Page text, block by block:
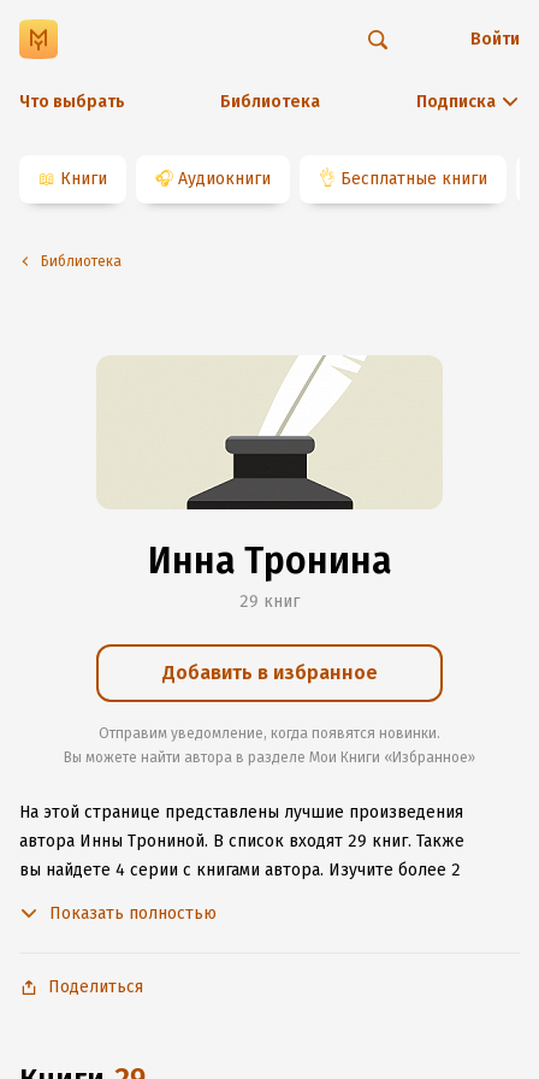
Что выбрать Библиотека Подписка
Войти
📖 Книги 🎧 Аудиокниги 👌 Бесплатные книги
Библиотека
Инна Тронина
29 книг
Добавить в избранное
Отправим уведомление, когда появятся новинки.
Вы можете найти автора в разделе Мои Книги «Избранное»
На этой странице представлены лучшие произведения
автора Инны Трониной. В список входят 29 книг. Также
вы найдете 4 серии с книгами автора. Изучите более 2
не расставаться с любимыми произведениями даже без
Показать полностью
Поделиться